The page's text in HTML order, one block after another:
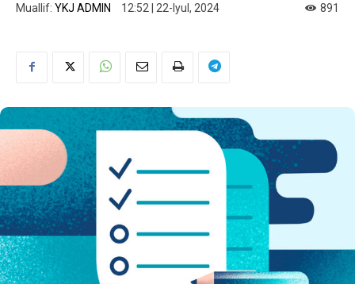
Muallif: YKJ ADMIN 12:52 | 22-Iyul, 2024 891